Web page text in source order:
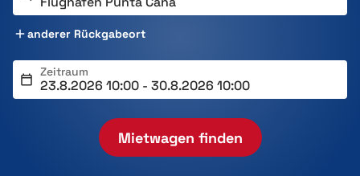
anderer Rückgabeort
Zeitraum
Mietwagen finden